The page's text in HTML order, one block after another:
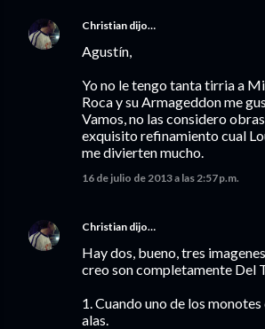
Christian dijo…
Agustín,
Yo no le tengo tanta tirria a
Roca y su Armageddon me
Vamos, no las considero
exquisito refinamiento cual
me divierten mucho.
16 de julio de 2013 a las 2:57 p.m.
Christian dijo…
Hay dos, bueno, tres
creo son completamente Del
1. Cuando uno de los
alas.